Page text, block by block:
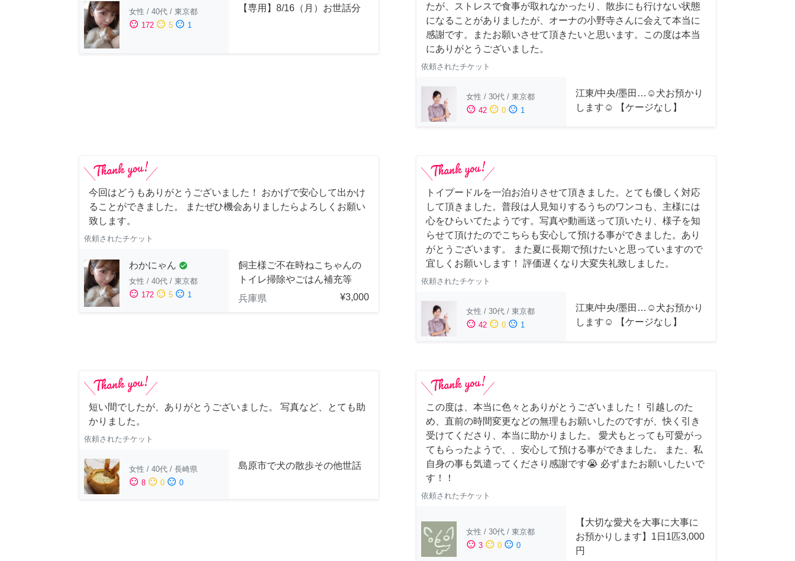
女性 / 40代 / 東京都
sentiment_satisfied 172 sentiment_neutral 5 sentiment_dissatisfied 1
【専用】8/16（月）お世話分
たが、ストレスで食事が取れなかったり、散歩にも行けない状態
になることがありましたが、オーナの小野寺さんに会えて本当に
感謝です。またお願いさせて頂きたいと思います。この度は本当
にありがとうございました。
依頼されたチケット
女性 / 30代 / 東京都
sentiment_satisfied 42 sentiment_neutral 0 sentiment_dissatisfied 1
江東/中央/墨田…☺︎犬お預かり
します☺︎ 【ケージなし】
今回はどうもありがとうございました！ おかげで安心して出かけ
ることができました。 またぜひ機会ありましたらよろしくお願い
致します。
依頼されたチケット
わかにゃん check_circle
女性 / 40代 / 東京都
sentiment_satisfied 172 sentiment_neutral 5 sentiment_dissatisfied 1
飼主様ご不在時ねこちゃんの
トイレ掃除やごはん補充等
兵庫県
¥3,000
トイプードルを一泊お泊りさせて頂きました。とても優しく対応
して頂きました。普段は人見知りするうちのワンコも、主様には
心をひらいてたようです。写真や動画送って頂いたり、様子を知
らせて頂けたのでこちらも安心して預ける事ができました。あり
がとうございます。 また夏に長期で預けたいと思っていますので
宜しくお願いします！ 評価遅くなり大変失礼致しました。
依頼されたチケット
女性 / 30代 / 東京都
sentiment_satisfied 42 sentiment_neutral 0 sentiment_dissatisfied 1
江東/中央/墨田…☺︎犬お預かり
します☺︎ 【ケージなし】
短い間でしたが、ありがとうございました。 写真など、とても助
かりました。
依頼されたチケット
女性 / 40代 / 長崎県
sentiment_satisfied 8 sentiment_neutral 0 sentiment_dissatisfied 0
島原市で犬の散歩その他世話
この度は、本当に色々とありがとうございました！ 引越しのた
め、直前の時間変更などの無理もお願いしたのですが、快く引き
受けてくださり、本当に助かりました。 愛犬もとっても可愛がっ
てもらったようで、、安心して預ける事ができました。 また、私
自身の事も気遣ってくださり感謝です😭 必ずまたお願いしたいで
す！！
依頼されたチケット
女性 / 30代 / 東京都
sentiment_satisfied 3 sentiment_neutral 0 sentiment_dissatisfied 0
【大切な愛犬を大事に大事に
お預かりします】1日1匹3,000
円